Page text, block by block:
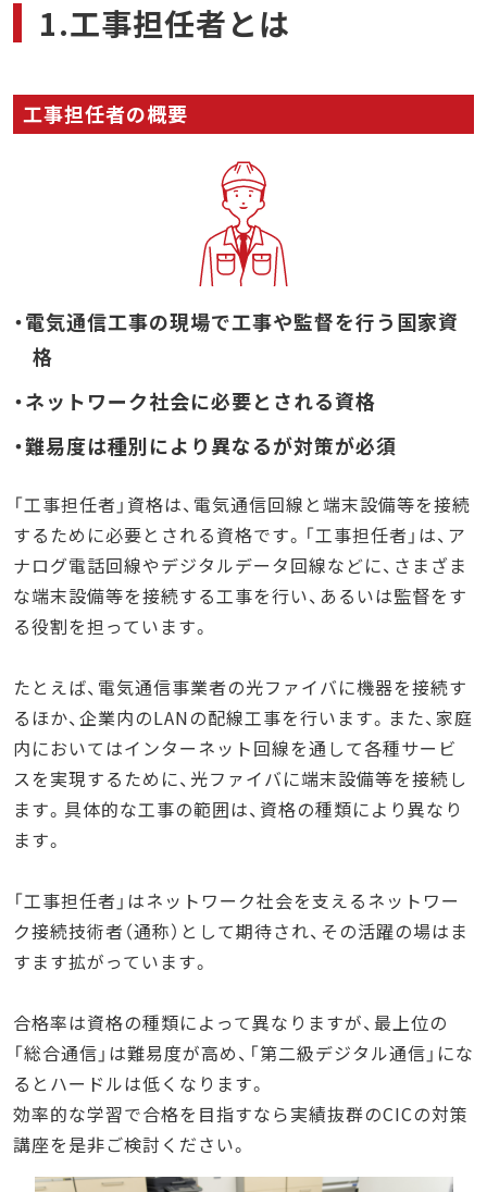
1.工事担任者とは
工事担任者の概要
・電気通信工事の現場で工事や監督を行う国家資
格
・ネットワーク社会に必要とされる資格
・難易度は種別により異なるが対策が必須
「工事担任者」資格は、電気通信回線と端末設備等を接続
するために必要とされる資格です。「工事担任者」は、ア
ナログ電話回線やデジタルデータ回線などに、さまざま
な端末設備等を接続する工事を行い、あるいは監督をす
る役割を担っています。
たとえば、電気通信事業者の光ファイバに機器を接続す
るほか、企業内のLANの配線工事を行います。また、家庭
内においてはインターネット回線を通して各種サービ
スを実現するために、光ファイバに端末設備等を接続し
ます。具体的な工事の範囲は、資格の種類により異なり
ます。
「工事担任者」はネットワーク社会を支えるネットワー
ク接続技術者（通称）として期待され、その活躍の場はま
すます拡がっています。
合格率は資格の種類によって異なりますが、最上位の
「総合通信」は難易度が高め、「第二級デジタル通信」にな
るとハードルは低くなります。
効率的な学習で合格を目指すなら実績抜群のCICの対策
講座を是非ご検討ください。